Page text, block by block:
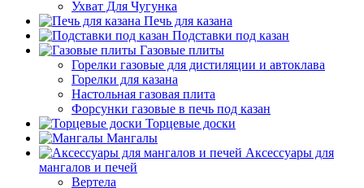
Ухват Для Чугунка
Печь для казана
Подставки под казан
Газовые плиты
Горелки газовые для дистиляции и автоклава
Горелки для казана
Настольная газовая плита
Форсунки газовые в печь под казан
Торцевые доски
Мангалы
Аксессуары для
мангалов и печей
Вертела